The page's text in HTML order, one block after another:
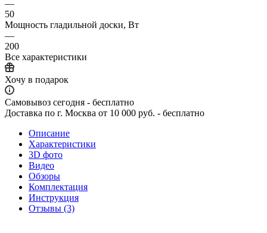
—
50
Мощность гладильной доски, Вт
—
200
Все характеристики
Хочу в подарок
Самовывоз сегодня - бесплатно
Доставка по г. Москва от 10 000 руб. - бесплатно
Описание
Характеристики
3D фото
Видео
Обзоры
Комплектация
Инструкция
Отзывы (3)